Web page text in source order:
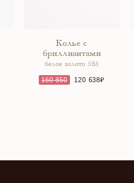
Колье с
бриллиантами
белое золото 585
160 850 120 638